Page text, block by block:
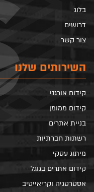
בלוג
דרושים
צור קשר
השירותים שלנו
קידום אורגני
קידום ממומן
בניית אתרים
רשתות חברתיות
מיתוג עסקי
קידום אתרים בגוגל
אסטרטגיה וקריאייטיב